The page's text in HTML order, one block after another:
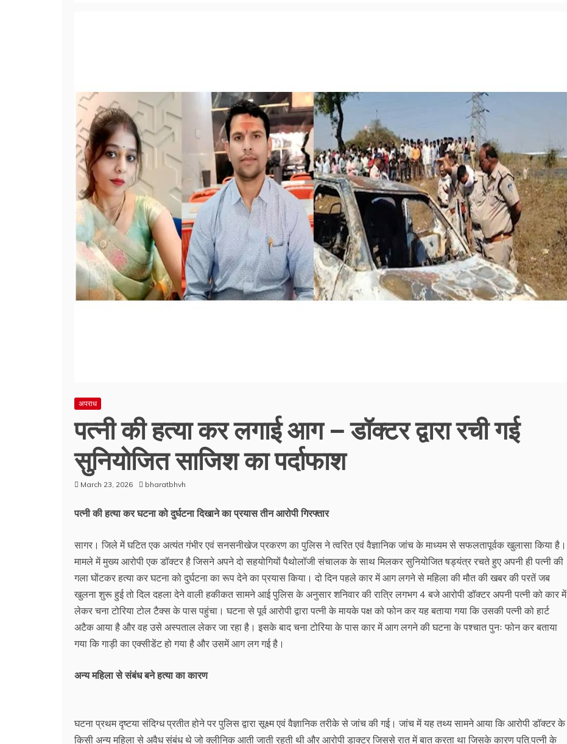
अपराध
पत्नी की हत्या कर लगाई आग – डॉक्टर द्वारा रची गई
सुनियोजित साजिश का पर्दाफाश
March 23, 2026 bharatbhvh
पत्नी की हत्या कर घटना को दुर्घटना दिखाने का प्रयास तीन आरोपी गिरफ्तार
सागर। जिले में घटित एक अत्यंत गंभीर एवं सनसनीखेज प्रकरण का पुलिस ने त्वरित एवं वैज्ञानिक जांच के माध्यम से सफलतापूर्वक खुलासा किया है।
मामले में मुख्य आरोपी एक डॉक्टर है जिसने अपने दो सहयोगियों पैथोलॉजी संचालक के साथ मिलकर सुनियोजित षड्यंत्र रचते हुए अपनी ही पत्नी की
गला घोंटकर हत्या कर घटना को दुर्घटना का रूप देने का प्रयास किया। दो दिन पहले कार में आग लगने से महिला की मौत की खबर की परतें जब
खुलना शुरू हुई तो दिल दहला देने वाली हकीकत सामने आई पुलिस के अनुसार शनिवार की रात्रि लगभग 4 बजे आरोपी डॉक्टर अपनी पत्नी को कार में
लेकर चना टोरिया टोल टैक्स के पास पहुंचा। घटना से पूर्व आरोपी द्वारा पत्नी के मायके पक्ष को फोन कर यह बताया गया कि उसकी पत्नी को हार्ट
अटैक आया है और वह उसे अस्पताल लेकर जा रहा है। इसके बाद चना टोरिया के पास कार में आग लगने की घटना के पश्चात पुनः फोन कर बताया
गया कि गाड़ी का एक्सीडेंट हो गया है और उसमें आग लग गई है।
अन्य महिला से संबंध बने हत्या का कारण
घटना प्रथम दृष्टया संदिग्ध प्रतीत होने पर पुलिस द्वारा सूक्ष्म एवं वैज्ञानिक तरीके से जांच की गई। जांच में यह तथ्य सामने आया कि आरोपी डॉक्टर के
किसी अन्य महिला से अवैध संबंध थे जो क्लीनिक आती जाती रहती थी और आरोपी डाक्टर जिससे रात में बात करता था जिसके कारण पति.पत्नी के